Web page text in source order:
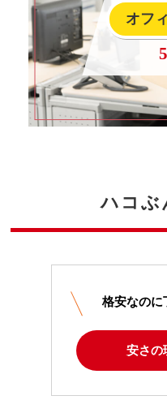
オフ
ハコぶ
格安なのに
安さの